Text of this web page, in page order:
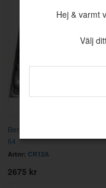
Bensintank Polara 63/
64
Artnr: CR12A
2675 kr
Hej & varmt
Välj